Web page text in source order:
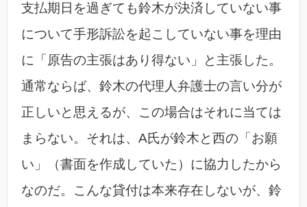
支払期日を過ぎても鈴木が決済していない事
について手形訴訟を起こしていない事を理由
に「原告の主張はあり得ない」と主張した。
通常ならば、鈴木の代理人弁護士の言い分が
正しいと思えるが、この場合はそれに当ては
まらない。それは、A氏が鈴木と西の「お願
い」（書面を作成していた）に協力したから
なのだ。こんな貸付は本来存在しないが、鈴